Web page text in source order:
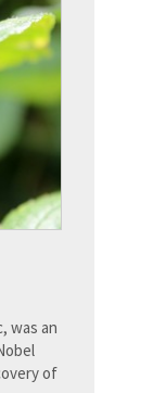
was an
of